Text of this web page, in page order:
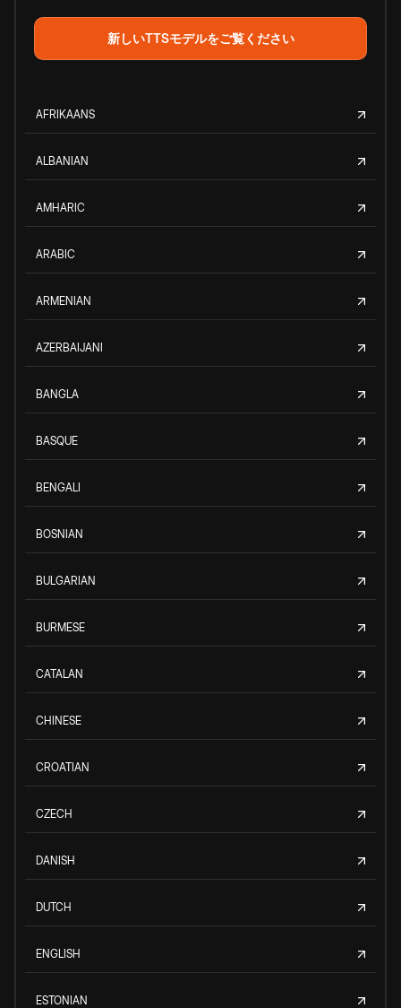
新しいTTSモデルをご覧ください
AFRIKAANS
ALBANIAN
AMHARIC
ARABIC
ARMENIAN
AZERBAIJANI
BANGLA
BASQUE
BENGALI
BOSNIAN
BULGARIAN
BURMESE
CATALAN
CHINESE
CROATIAN
CZECH
DANISH
DUTCH
ENGLISH
ESTONIAN